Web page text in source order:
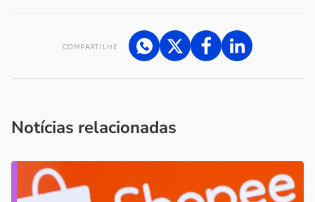
COMPARTILHE
Notícias relacionadas